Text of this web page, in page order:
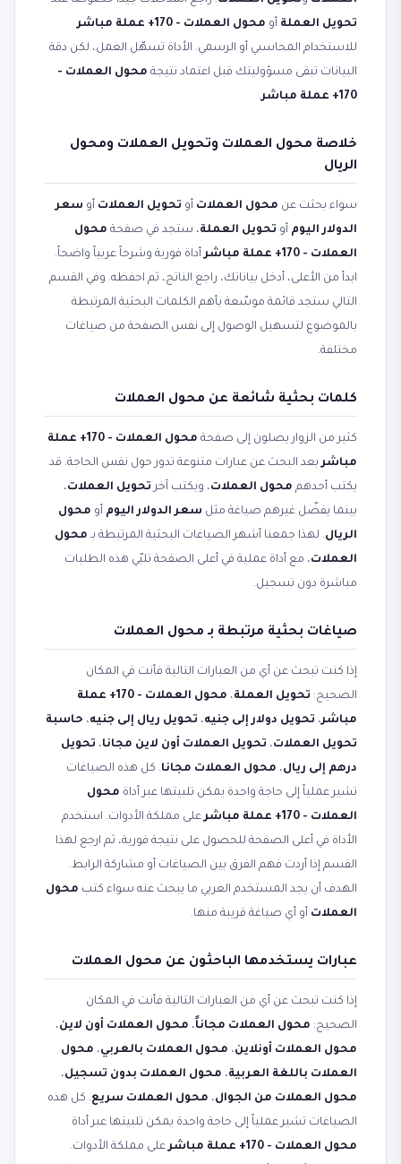
تحويل العملة أو محول العملات - 170+ عملة مباشر
للاستخدام المحاسبي أو الرسمي. الأداة تسهّل العمل، لكن دقة
البيانات تبقى مسؤوليتك قبل اعتماد نتيجة محول العملات -
170+ عملة مباشر
.
خلاصة محول العملات وتحويل العملات ومحول
الريال
سواء بحثت عن محول العملات أو تحويل العملات أو سعر
الدولار اليوم أو تحويل العملة، ستجد في صفحة محول
العملات - 170+ عملة مباشر
أداة فورية وشرحاً عربياً واضحاً.
ابدأ من الأعلى، أدخل بياناتك، راجع الناتج، ثم احفظه. وفي القسم
التالي ستجد قائمة موسّعة بأهم الكلمات البحثية المرتبطة
بالموضوع لتسهيل الوصول إلى نفس الصفحة من صياغات
مختلفة.
كلمات بحثية شائعة عن محول العملات
كثير من الزوار يصلون إلى صفحة
محول العملات - 170+ عملة
مباشربعد البحث عن عبارات متنوعة تدور حول نفس الحاجة. قد
يكتب أحدهم محول العملات، ويكتب آخر تحويل العملات،
بينما يفضّل غيرهم صياغة مثل سعر الدولار اليوم أو محول
الريال. لهذا جمعنا أشهر الصياغات البحثية المرتبطة بـ محول
العملات، مع أداة عملية في أعلى الصفحة تلبّي هذه الطلبات
مباشرة دون تسجيل.
صياغات بحثية مرتبطة بـ محول العملات
إذا كنت تبحث عن أي من العبارات التالية فأنت في المكان
الصحيح: تحويل العملة،
محول العملات - 170+ عملة
مباشر، تحويل دولار إلى جنيه، تحويل ريال إلى جنيه، حاسبة
تحويل العملات، تحويل العملات أون لاين مجانا، تحويل
درهم إلى ريال، محول العملات مجانا. كل هذه الصياغات
تشير عملياً إلى حاجة واحدة يمكن تلبيتها عبر أداة محول
العملات - 170+ عملة مباشر
على مملكة الأدوات. استخدم
الأداة في أعلى الصفحة للحصول على نتيجة فورية، ثم ارجع لهذا
القسم إذا أردت فهم الفرق بين الصياغات أو مشاركة الرابط.
الهدف أن يجد المستخدم العربي ما يبحث عنه سواء كتب محول
العملات أو أي صياغة قريبة منها.
عبارات يستخدمها الباحثون عن محول العملات
إذا كنت تبحث عن أي من العبارات التالية فأنت في المكان
الصحيح: محول العملات مجاناً، محول العملات أون لاين،
محول العملات أونلاين، محول العملات بالعربي، محول
العملات باللغة العربية، محول العملات بدون تسجيل،
محول العملات من الجوال، محول العملات سريع. كل هذه
الصياغات تشير عملياً إلى حاجة واحدة يمكن تلبيتها عبر أداة
محول العملات - 170+ عملة مباشر
على مملكة الأدوات.